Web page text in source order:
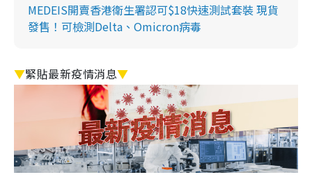
MEDEIS開賣香港衛生署認可$18快速測試套裝 現貨
發售！可檢測Delta、Omicron病毒
▼緊貼最新疫情消息▼